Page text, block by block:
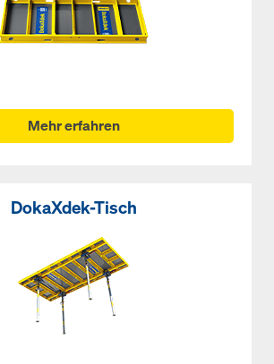
Mehr erfahren
DokaXdek-Tisch